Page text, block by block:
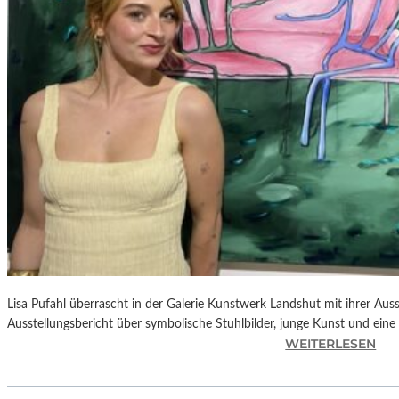
E
D
R
O
L
M
O
D
Ó
V
A
R
S
E
U
E
F
Lisa Pufahl überrascht in der Galerie Kunstwerk Landshut mit ihrer
Ausstellungsbericht über symbolische Stuhlbilder, junge Kunst und
WEITERLESEN
I